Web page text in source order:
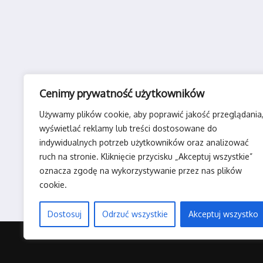
Cenimy prywatność użytkowników
Używamy plików cookie, aby poprawić jakość przeglądania,
wyświetlać reklamy lub treści dostosowane do
indywidualnych potrzeb użytkowników oraz analizować
ruch na stronie. Kliknięcie przycisku „Akceptuj wszystkie”
oznacza zgodę na wykorzystywanie przez nas plików
cookie.
Dostosuj Odrzuć wszystkie Akceptuj wszystko